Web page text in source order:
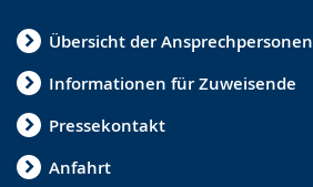
Übersicht der Ansprechpersonen
Informationen für Zuweisende
Pressekontakt
Anfahrt